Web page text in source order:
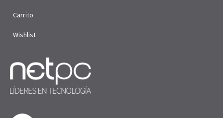
Carrito
Wishlist